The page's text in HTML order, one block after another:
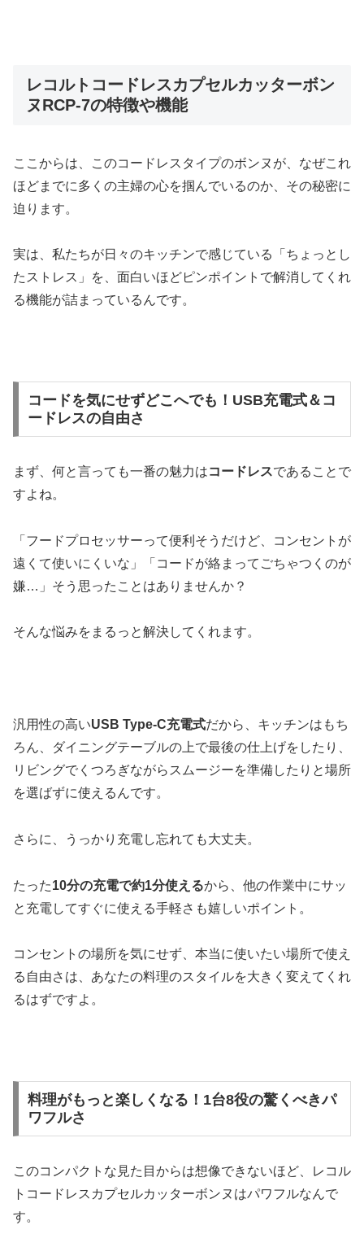
レコルトコードレスカプセルカッターボン
ヌRCP-7の特徴や機能
ここからは、このコードレスタイプのボンヌが、なぜこれ
ほどまでに多くの主婦の心を掴んでいるのか、その秘密に
迫ります。
実は、私たちが日々のキッチンで感じている「ちょっとし
たストレス」を、面白いほどピンポイントで解消してくれ
る機能が詰まっているんです。
コードを気にせずどこへでも！USB充電式＆コ
ードレスの自由さ
まず、何と言っても一番の魅力はコードレスであることで
すよね。
「フードプロセッサーって便利そうだけど、コンセントが
遠くて使いにくいな」「コードが絡まってごちゃつくのが
嫌…」そう思ったことはありませんか？
そんな悩みをまるっと解決してくれます。
汎用性の高いUSB Type-C充電式だから、キッチンはもち
ろん、ダイニングテーブルの上で最後の仕上げをしたり、
リビングでくつろぎながらスムージーを準備したりと場所
を選ばずに使えるんです。
さらに、うっかり充電し忘れても大丈夫。
たった10分の充電で約1分使えるから、他の作業中にサッ
と充電してすぐに使える手軽さも嬉しいポイント。
コンセントの場所を気にせず、本当に使いたい場所で使え
る自由さは、あなたの料理のスタイルを大きく変えてくれ
るはずですよ。
料理がもっと楽しくなる！1台8役の驚くべきパ
ワフルさ
このコンパクトな見た目からは想像できないほど、レコル
トコードレスカプセルカッターボンヌはパワフルなんで
す。